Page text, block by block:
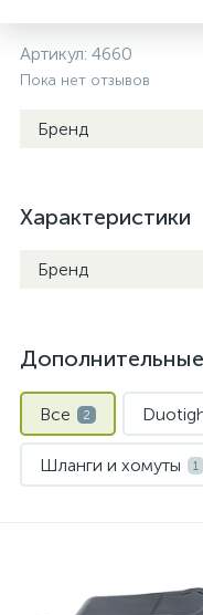
Артикул: 4660
Пока нет отзывов
Бренд
Характеристики
Бренд
Все 2
Шланги и хомуты 1